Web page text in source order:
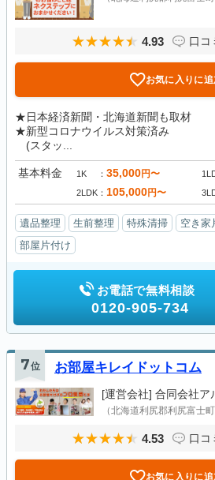
4.93 口コ
お気に入りに追
★日本経済新聞・北海道新聞も取材
★新型コロナウイルス対策済み
(スタッ...
基本料金 1K 35,000円〜
2LDK 105,000円〜
遺品整理 生前整理 特殊清掃 空き家
部屋片付け
お電話で無料相談
0120-905-734
7位 お部屋キレイドットコム
[運営会社] 合同会社ア
（北海道利尻郡利尻富士
4.53 口コ
お気に入りに追